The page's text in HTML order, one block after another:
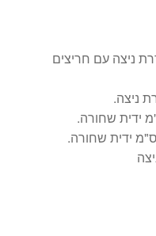
18 ס"מ מסדרת ניצה עם חריצים